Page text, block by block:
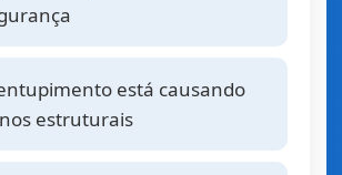
está causando
estruturais